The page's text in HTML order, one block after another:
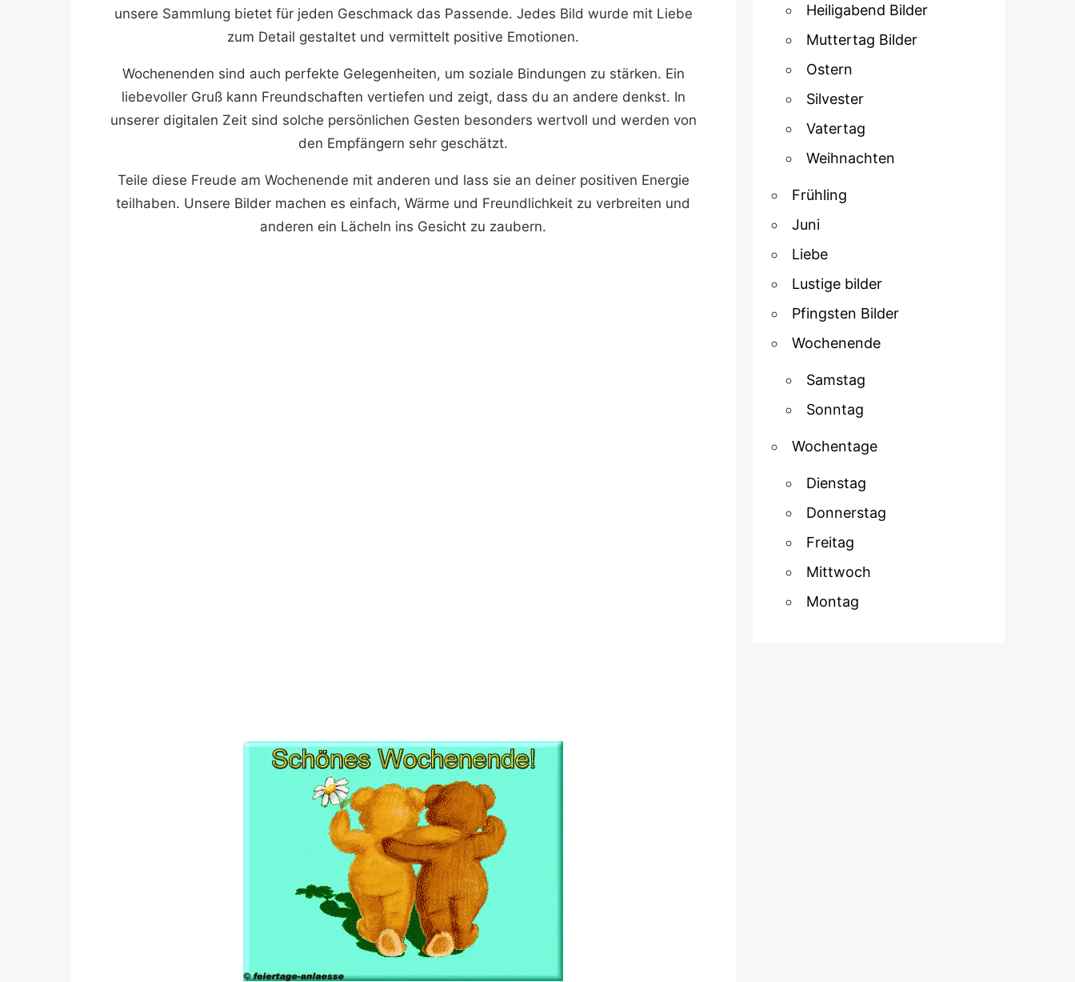
unsere Sammlung bietet für jeden Geschmack das Passende. Jedes Bild wurde mit Liebe
zum Detail gestaltet und vermittelt positive Emotionen.
Wochenenden sind auch perfekte Gelegenheiten, um soziale Bindungen zu stärken. Ein
liebevoller Gruß kann Freundschaften vertiefen und zeigt, dass du an andere denkst. In
unserer digitalen Zeit sind solche persönlichen Gesten besonders wertvoll und werden von
den Empfängern sehr geschätzt.
Teile diese Freude am Wochenende mit anderen und lass sie an deiner positiven Energie
teilhaben. Unsere Bilder machen es einfach, Wärme und Freundlichkeit zu verbreiten und
anderen ein Lächeln ins Gesicht zu zaubern.
Heiligabend Bilder
Muttertag Bilder
Ostern
Silvester
Vatertag
Weihnachten
Frühling
Juni
Liebe
Lustige bilder
Pfingsten Bilder
Wochenende
Samstag
Sonntag
Wochentage
Dienstag
Donnerstag
Freitag
Mittwoch
Montag